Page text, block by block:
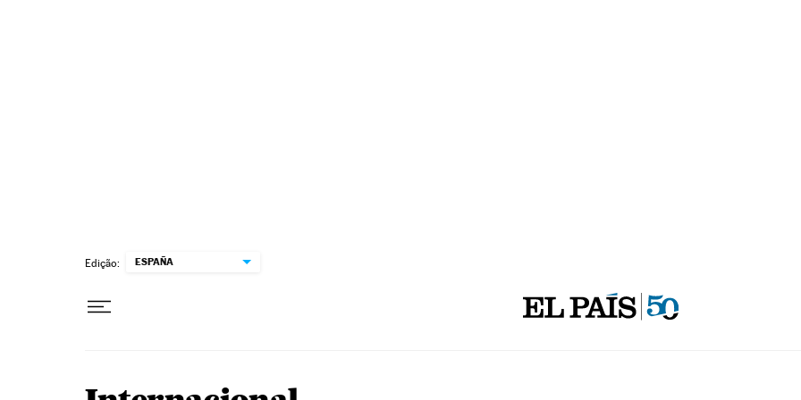
Edição: ESPAÑA